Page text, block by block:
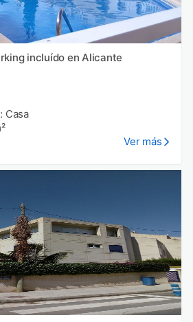
incluído en Alicante
Casa
Ver más